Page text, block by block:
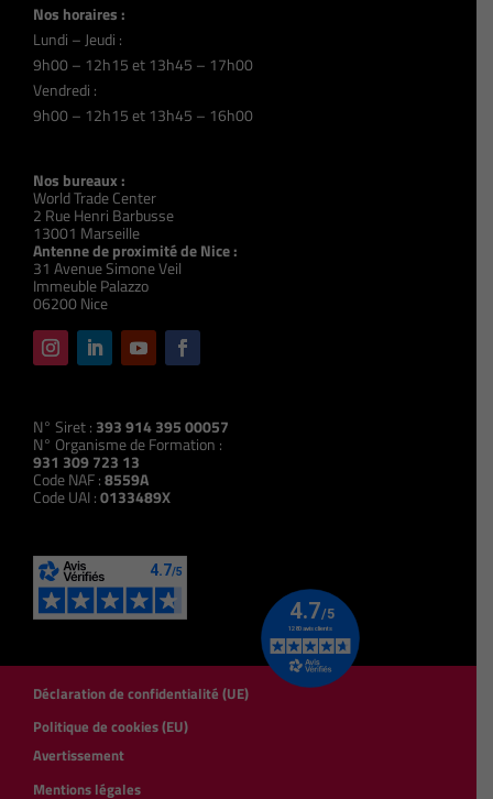
Nos horaires :
Lundi – Jeudi :
9h00 – 12h15 et 13h45 – 17h00
Vendredi :
9h00 – 12h15 et 13h45 – 16h00
Nos bureaux :
World Trade Center
2 Rue Henri Barbusse
13001 Marseille
Antenne de proximité de Nice :
31 Avenue Simone Veil
Immeuble Palazzo
06200 Nice
N° Siret : 393 914 395 00057
N° Organisme de Formation :
931 309 723 13
Code NAF :8559A
Code UAI :0133489X
Déclaration de confidentialité (UE)
Politique de cookies (EU)
Avertissement
Mentions légales